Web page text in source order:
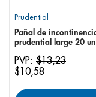
Prudential
Pañal de
prudential large 20
PVP: $13,23
$10,58